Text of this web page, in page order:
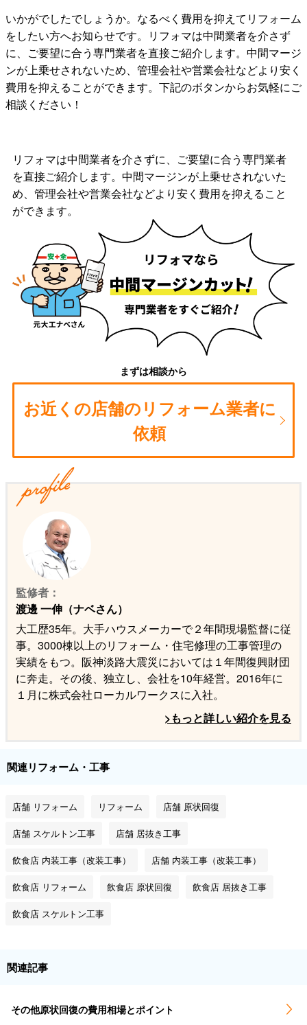
いかがでしたでしょうか。なるべく費用を抑えてリフォーム
をしたい方へお知らせです。リフォマは中間業者を介さず
に、ご要望に合う専門業者を直接ご紹介します。中間マージ
ンが上乗せされないため、管理会社や営業会社などより安く
費用を抑えることができます。下記のボタンからお気軽にご
相談ください！
リフォマは中間業者を介さずに、ご要望に合う専門業者
を直接ご紹介します。中間マージンが上乗せされないた
め、管理会社や営業会社などより安く費用を抑えること
ができます。
まずは相談から
お近くの店舗のリフォーム業者に
依頼
監修者：
渡邊 一伸（ナベさん）
大工歴35年。大手ハウスメーカーで２年間現場監督に従
事。3000棟以上のリフォーム・住宅修理の工事管理の
実績をもつ。阪神淡路大震災においては１年間復興財団
に奔走。その後、独立し、会社を10年経営。2016年に
１月に株式会社ローカルワークスに入社。
>もっと詳しい紹介を見る
関連リフォーム・工事
店舗 リフォーム リフォーム 店舗 原状回復
店舗 スケルトン工事 店舗 居抜き工事
飲食店 内装工事（改装工事） 店舗 内装工事（改装工事）
飲食店 リフォーム 飲食店 原状回復 飲食店 居抜き工事
飲食店 スケルトン工事
関連記事
その他原状回復の費用相場とポイント